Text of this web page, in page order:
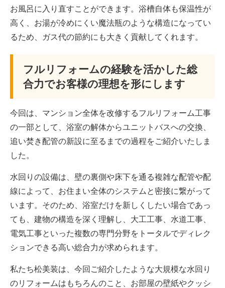
お風呂に入り直すことができます。浴槽自体も保温性が
高く、お湯が冷めにくい魔法瓶のような構造になってい
るため、ガス代の節約にも大きく貢献してくれます。
フルリフォームの経験を活かした総
合力でお客様の理想を形にします
今回は、マンション全体を改修するフルリフォーム工事
の一部として、浴室の解体からユニットバスへの交換、
追い焚き配管の新設に至るまでの過程をご紹介いたしま
した。
水回りの設備は、壁の裏側や床下を通る複雑な配管や配
線によって、お住まい全体のシステムと密接に繋がって
います。そのため、浴室だけを新しくしたい場合であっ
ても、建物の構造を深く理解し、大工工事、水道工事、
電気工事といった複数の専門分野をトータルでディレク
ションできる高い総合力が求められます。
私たち松美装は、今回ご紹介したような大規模な水回り
のリフォームはもちろんのこと、お部屋の壁紙やクッシ